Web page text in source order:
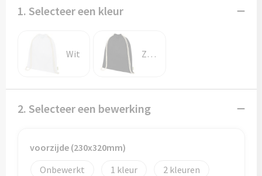
Markeerstiften
Merken
Zelfklevende memo's
1. Selecteer een kleur
Wit Zwart
2. Selecteer een bewerking
voorzijde (230x320mm)
Onbewerkt
1
2